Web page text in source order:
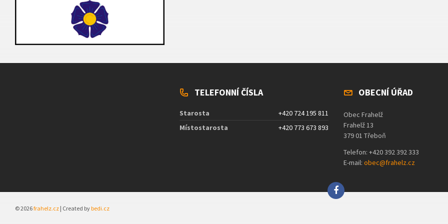
TELEFONNÍ ČÍSLA
Starosta
+420 724 195 811
Místostarosta
+420 773 673 893
OBECNÍ ÚŘAD
Obec Frahelž
Frahelž 13
379 01 Třeboň
Telefon: +420 392 392 333
E-mail: obec@frahelz.cz
© 2026frahelz.cz | Created bybedi.cz